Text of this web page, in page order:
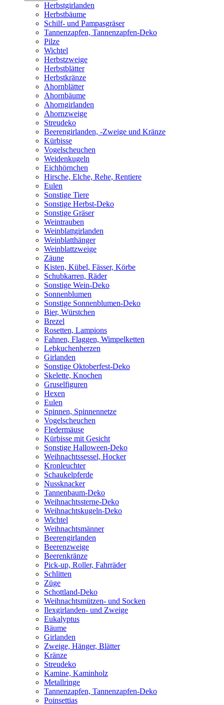
Herbstgirlanden
Herbstbäume
Schilf- und Pampasgräser
Tannenzapfen, Tannenzapfen-Deko
Pilze
Wichtel
Herbstzweige
Herbstblätter
Herbstkränze
Ahornblätter
Ahornbäume
Ahorngirlanden
Ahornzweige
Streudeko
Beerengirlanden, -Zweige und Kränze
Kürbisse
Vogelscheuchen
Weidenkugeln
Eichhörnchen
Hirsche, Elche, Rehe, Rentiere
Eulen
Sonstige Tiere
Sonstige Herbst-Deko
Sonstige Gräser
Weintrauben
Weinblattgirlanden
Weinblatthänger
Weinblattzweige
Zäune
Kisten, Kübel, Fässer, Körbe
Schubkarren, Räder
Sonstige Wein-Deko
Sonnenblumen
Sonstige Sonnenblumen-Deko
Bier, Würstchen
Brezel
Rosetten, Lampions
Fahnen, Flaggen, Wimpelketten
Lebkuchenherzen
Girlanden
Sonstige Oktoberfest-Deko
Skelette, Knochen
Gruselfiguren
Hexen
Eulen
Spinnen, Spinnennetze
Vogelscheuchen
Fledermäuse
Kürbisse mit Gesicht
Sonstige Halloween-Deko
Weihnachtssessel, Hocker
Kronleuchter
Schaukelpferde
Nussknacker
Tannenbaum-Deko
Weihnachtssterne-Deko
Weihnachtskugeln-Deko
Wichtel
Weihnachtsmänner
Beerengirlanden
Beerenzweige
Beerenkränze
Pick-up, Roller, Fahrräder
Schlitten
Züge
Schottland-Deko
Weihnachtsmützen- und Socken
Ilexgirlanden- und Zweige
Eukalyptus
Bäume
Girlanden
Zweige, Hänger, Blätter
Kränze
Streudeko
Kamine, Kaminholz
Metallringe
Tannenzapfen, Tannenzapfen-Deko
Poinsettias